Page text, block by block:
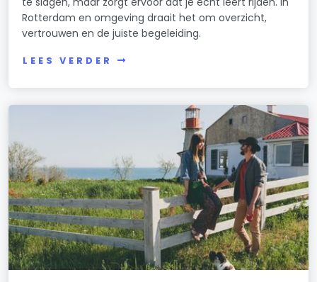
Rotterdam en omgeving draait het om overzicht,
vertrouwen en de juiste begeleiding.
LEES VERDER